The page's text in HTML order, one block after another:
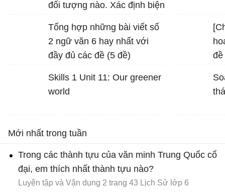
đối tượng nào. Xác định biện
trong hình ảnh "bình minh
vàng", "vầng trăng bạc" và
nêu tác dụng của biện pháp
tu từ đó
Tổng hợp những bài viết số
2 ngữ văn 6 hay nhất với
đầy đủ các đề (5 đề)
Skills 1 Unit 11: Our greener
world
đề
Mới nhất trong tuần
Trong các thành tựu của văn minh Trung Quốc cổ
đại, em thích nhất thành tựu nào?
Luyện tập và Vận dụng 2 trang 43 Lịch Sử lớp 6